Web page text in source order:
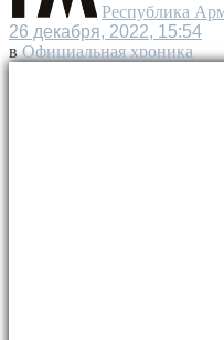
Республика
26 декабря, 2022, 15:54
в Официальная хроника